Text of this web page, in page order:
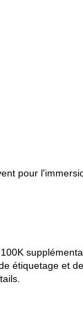
pour
étiquetage et